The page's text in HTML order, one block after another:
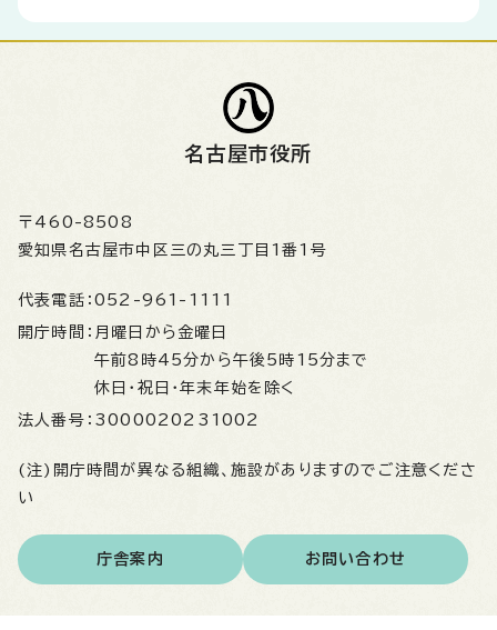
名古屋市役所
〒460-8508
愛知県名古屋市中区三の丸三丁目1番1号
代表電話： 052-961-1111
開庁時間： 月曜日から金曜日
午前8時45分から午後5時15分まで
休日・祝日・年末年始を除く
法人番号： 3000020231002
(注)開庁時間が異なる組織、施設がありますのでご注意くださ
い
庁舎案内 お問い合わせ